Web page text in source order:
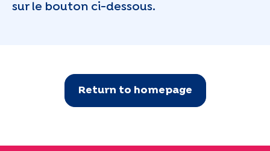
sur le bouton ci-dessous.
Return to homepage